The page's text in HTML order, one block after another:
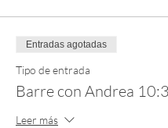
Entradas agotadas
Tipo de entrada
Barre con Andrea
Leer más